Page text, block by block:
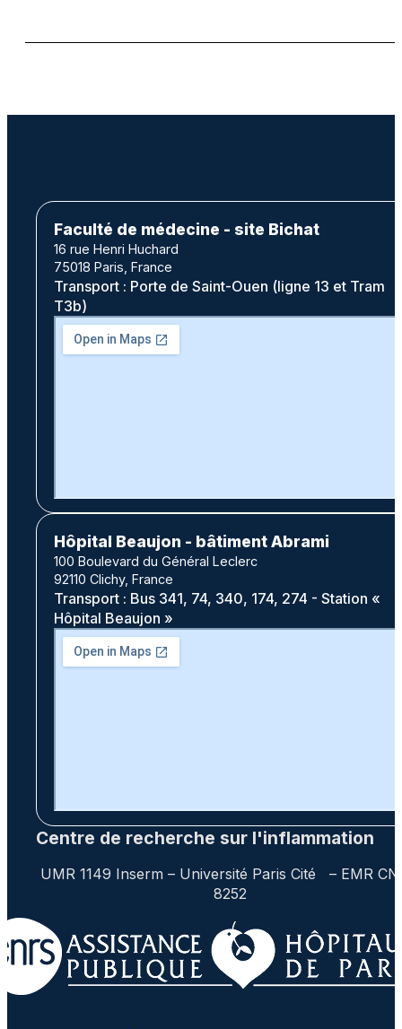
Faculté de médecine - site Bichat
16 rue Henri Huchard
75018 Paris, France
Transport : Porte de Saint-Ouen (ligne 13 et Tram
T3b)
Hôpital Beaujon - bâtiment Abrami
100 Boulevard du Général Leclerc
92110 Clichy, France
Transport : Bus 341, 74, 340, 174, 274 - Station «
Hôpital Beaujon »
Centre de recherche sur l'inflammation
UMR 1149 Inserm – Université Paris Cité – EMR
8252